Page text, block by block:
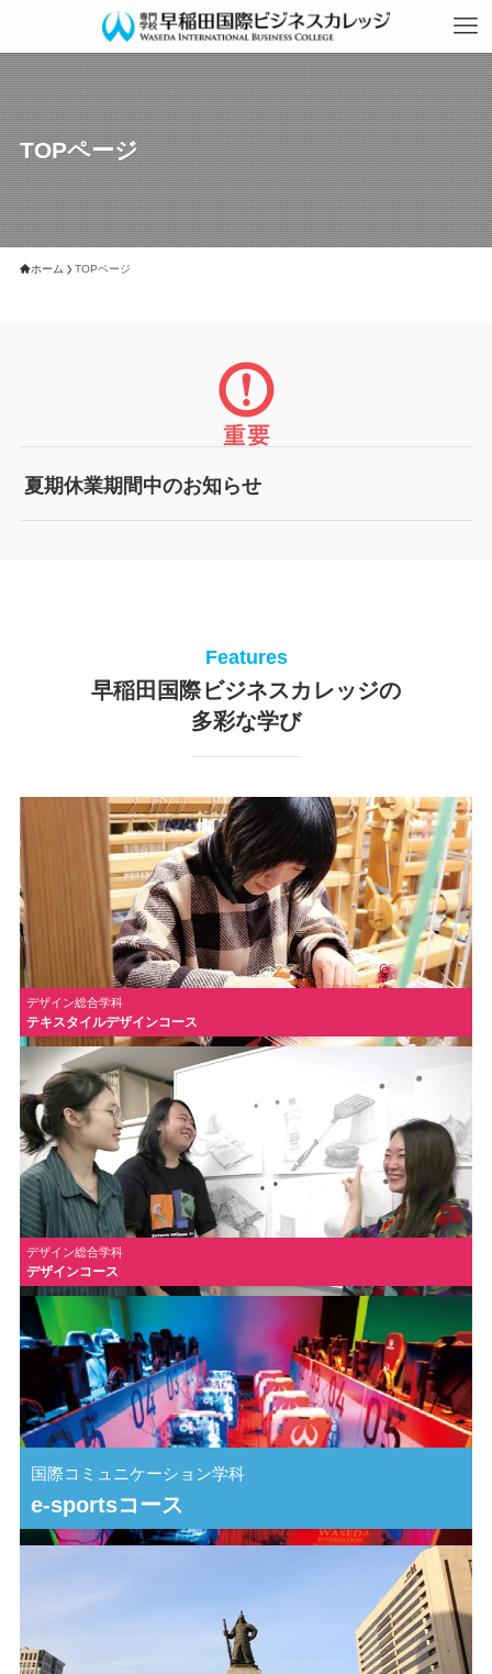
TOPページ
ホーム TOPページ
夏期休業期間中のお知らせ
Features
早稲田国際ビジネスカレッジの
多彩な学び
デザイン総合学科
テキスタイルデザインコース
国際コミュニケーション学科
e-sportsコース
デザイン総合学科
デザインコース